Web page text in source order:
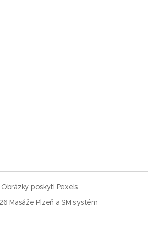
Obrázky poskytl Pexels
Masáže Plzeň a SM systém